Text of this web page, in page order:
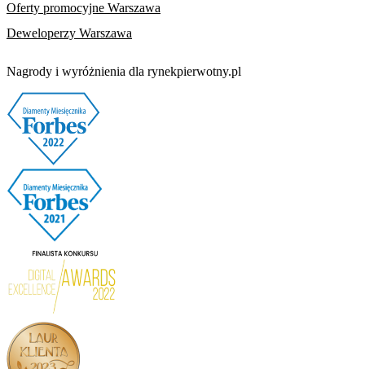
Oferty promocyjne Warszawa
Deweloperzy Warszawa
Nagrody i wyróżnienia dla rynekpierwotny.pl